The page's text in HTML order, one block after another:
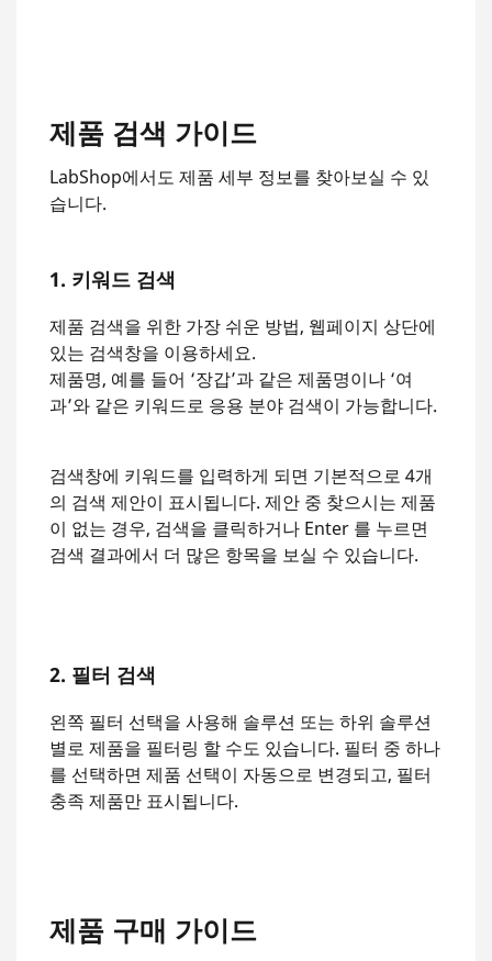
제품 검색 가이드
LabShop에서도 제품 세부 정보를 찾아보실 수 있
습니다.
1. 키워드 검색
제품 검색을 위한 가장 쉬운 방법, 웹페이지 상단에
있는 검색창을 이용하세요.
제품명, 예를 들어 ‘장갑’과 같은 제품명이나 ‘여
과’와 같은 키워드로 응용 분야 검색이 가능합니다.
검색창에 키워드를 입력하게 되면 기본적으로 4개
의 검색 제안이 표시됩니다. 제안 중 찾으시는 제품
이 없는 경우, 검색을 클릭하거나 Enter 를 누르면
검색 결과에서 더 많은 항목을 보실 수 있습니다.
2. 필터 검색
왼쪽 필터 선택을 사용해 솔루션 또는 하위 솔루션
별로 제품을 필터링 할 수도 있습니다. 필터 중 하나
를 선택하면 제품 선택이 자동으로 변경되고, 필터
충족 제품만 표시됩니다.
제품 구매 가이드